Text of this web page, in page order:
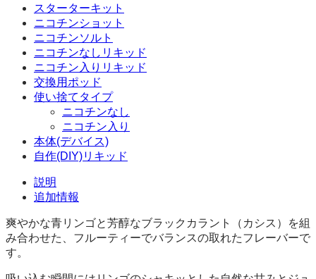
ELFLIQ
BY
ELFBAR
10
ッ
ト
スターターキット
ニコチンショット
ニコチンソルト
ニコチンなしリキッド
ニコチン入りリキッド
交換用ポッド
使い捨てタイプ
ニコチンなし
ニコチン入り
本体(デバイス)
自作(DIY)リキッド
説明
追加情報
爽やかな青リンゴと芳醇なブラックカラント（カシス）を組
み合わせた、フルーティーでバランスの取れたフレーバーで
す。